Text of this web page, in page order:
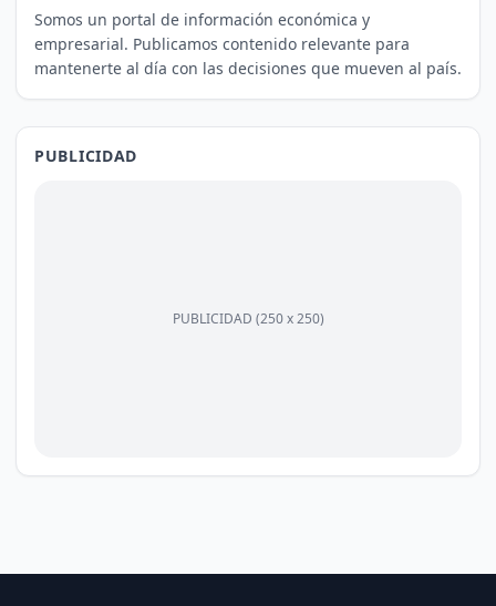
Somos un portal de información económica y
empresarial. Publicamos contenido relevante para
mantenerte al día con las decisiones que mueven al país.
PUBLICIDAD
PUBLICIDAD (250 x 250)